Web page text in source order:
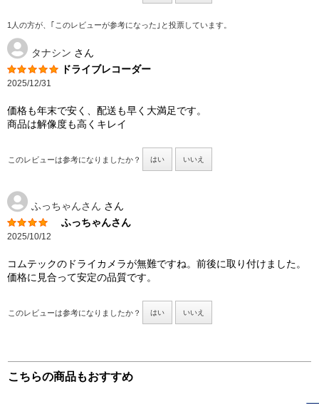
1人の方が、｢このレビューが参考になった｣と投票しています。
タナシン さん
ドライブレコーダー
2025/12/31
価格も年末で安く、配送も早く大満足です。
商品は解像度も高くキレイ
このレビューは参考になりましたか？ はい いいえ
ふっちゃんさん さん
ふっちゃんさん
2025/10/12
コムテックのドライカメラが無難ですね。前後に取り付けました。
価格に見合って安定の品質です。
このレビューは参考になりましたか？ はい いいえ
こちらの商品もおすすめ